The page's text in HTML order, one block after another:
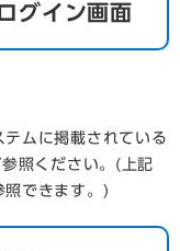
グイン画面
ムに掲載されている
照ください。(上記
照できます。)